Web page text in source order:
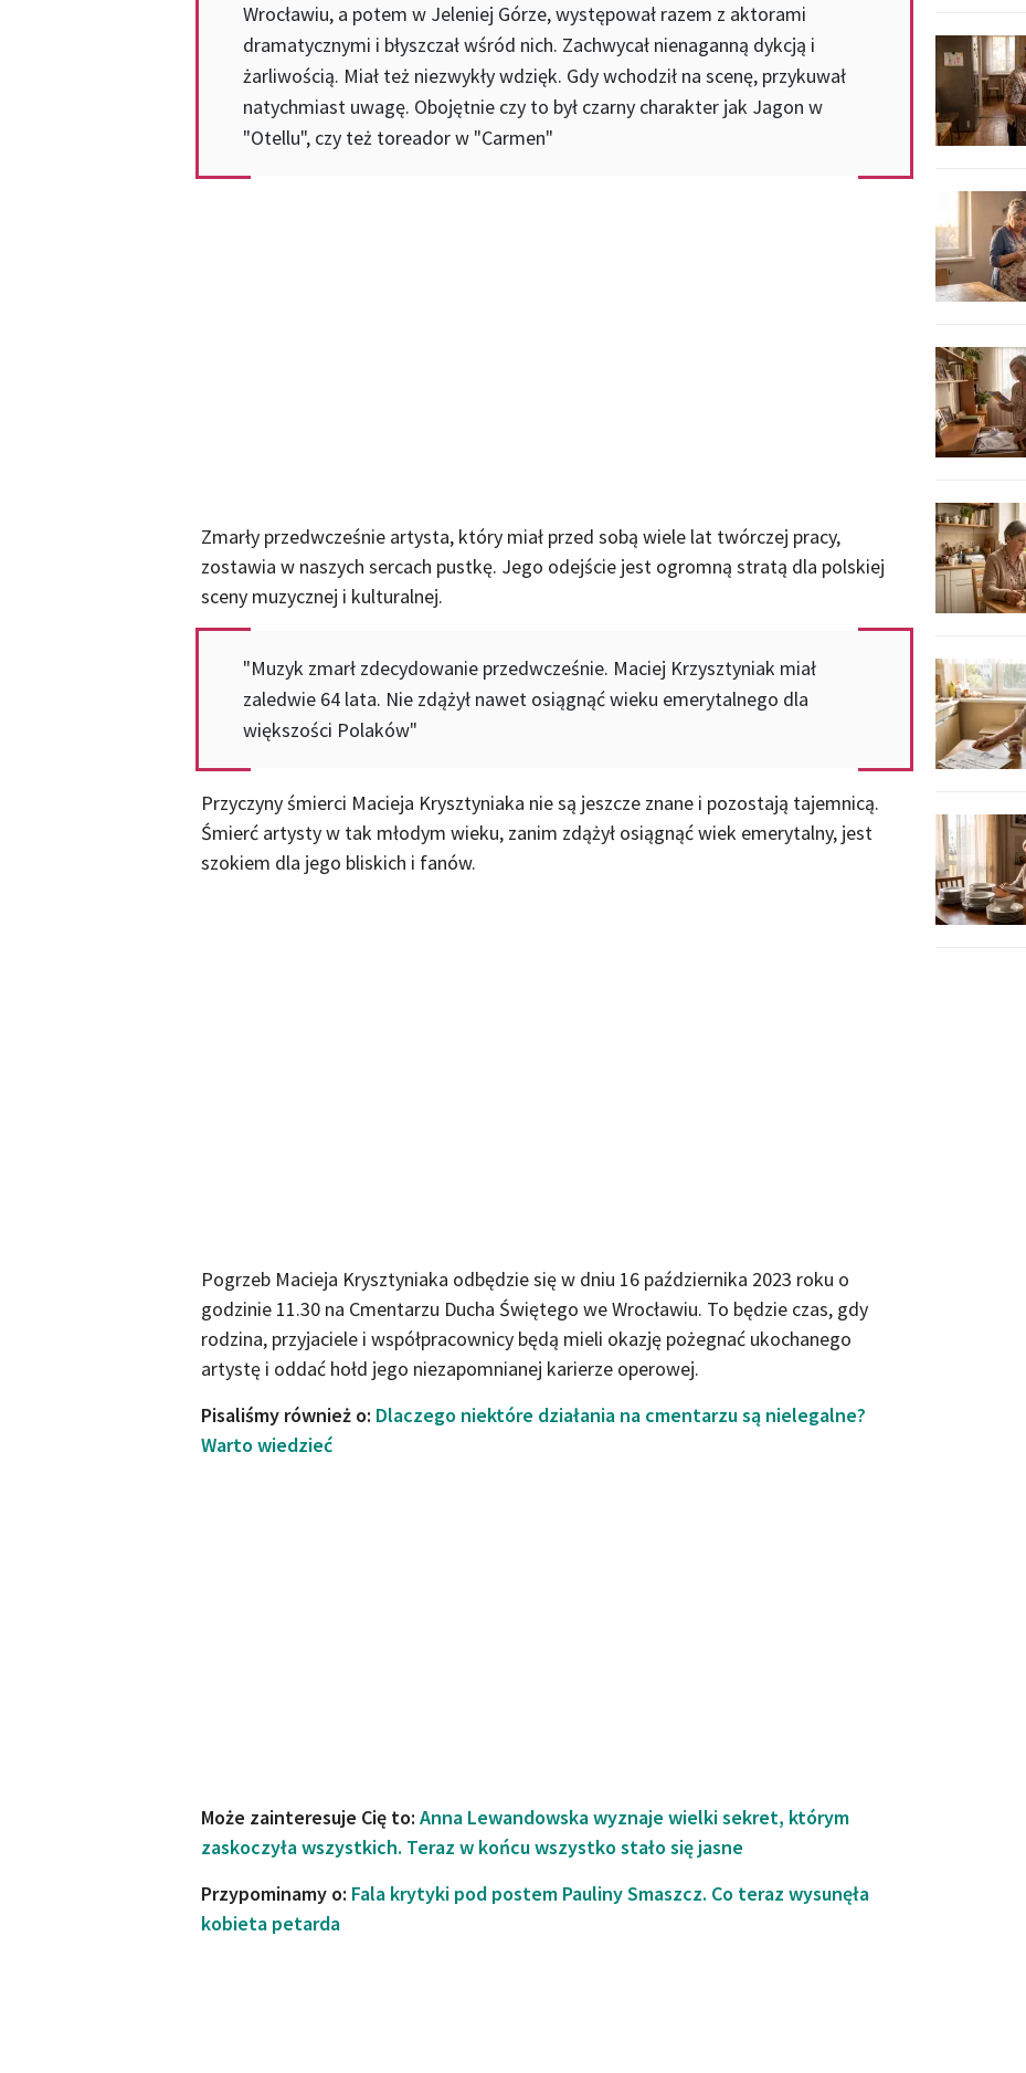
Wrocławiu, a potem w Jeleniej Górze, występował razem z aktorami
dramatycznymi i błyszczał wśród nich. Zachwycał nienaganną dykcją i
żarliwością. Miał też niezwykły wdzięk. Gdy wchodził na scenę, przykuwał
natychmiast uwagę. Obojętnie czy to był czarny charakter jak Jagon w
"Otellu", czy też toreador w "Carmen"
Zmarły przedwcześnie artysta, który miał przed sobą wiele lat twórczej pracy,
zostawia w naszych sercach pustkę. Jego odejście jest ogromną stratą dla polskiej
sceny muzycznej i kulturalnej.
"Muzyk zmarł zdecydowanie przedwcześnie. Maciej Krzysztyniak miał
zaledwie 64 lata. Nie zdążył nawet osiągnąć wieku emerytalnego dla
większości Polaków"
Przyczyny śmierci Macieja Krysztyniaka nie są jeszcze znane i pozostają tajemnicą.
Śmierć artysty w tak młodym wieku, zanim zdążył osiągnąć wiek emerytalny, jest
szokiem dla jego bliskich i fanów.
Pogrzeb Macieja Krysztyniaka odbędzie się w dniu 16 października 2023 roku o
godzinie 11.30 na Cmentarzu Ducha Świętego we Wrocławiu. To będzie czas, gdy
rodzina, przyjaciele i współpracownicy będą mieli okazję pożegnać ukochanego
artystę i oddać hołd jego niezapomnianej karierze operowej.
Pisaliśmy również o: Dlaczego niektóre działania na cmentarzu są nielegalne?
Warto wiedzieć
Może zainteresuje Cię to: Anna Lewandowska wyznaje wielki sekret, którym
zaskoczyła wszystkich. Teraz w końcu wszystko stało się jasne
Przypominamy o: Fala krytyki pod postem Pauliny Smaszcz. Co teraz wysunęła
kobieta petarda